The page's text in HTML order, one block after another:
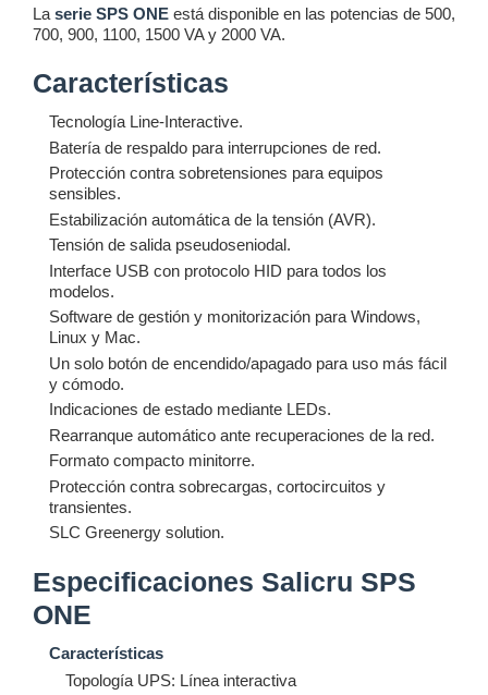
La serie SPS ONE está disponible en las potencias de 500,
700, 900, 1100, 1500 VA y 2000 VA.
Características
Tecnología Line-Interactive.
Batería de respaldo para interrupciones de red.
Protección contra sobretensiones para equipos
sensibles.
Estabilización automática de la tensión (AVR).
Tensión de salida pseudoseniodal.
Interface USB con protocolo HID para todos los
modelos.
Software de gestión y monitorización para Windows,
Linux y Mac.
Un solo botón de encendido/apagado para uso más fácil
y cómodo.
Indicaciones de estado mediante LEDs.
Rearranque automático ante recuperaciones de la red.
Formato compacto minitorre.
Protección contra sobrecargas, cortocircuitos y
transientes.
SLC Greenergy solution.
Especificaciones Salicru SPS
ONE
Características
Topología UPS: Línea interactiva